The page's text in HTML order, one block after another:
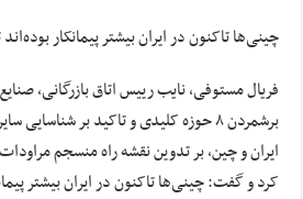
چینی‌ها تاکنون در ایران بیشتر پیمانکار
فریال مستوفی، نایب رییس اتاق بازرگانی،
برشمردن ۸ حوزه کلیدی و تاکید بر
ایران و چین، بر تدوین نقشه راه منسجم
کرد و گفت: چینی‌ها تاکنون در ایران بیشتر